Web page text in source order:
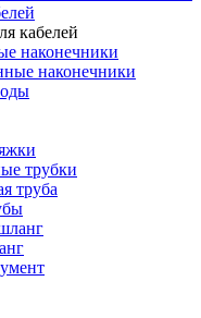
кабелей
наконечники
наконечники
трубки
труба